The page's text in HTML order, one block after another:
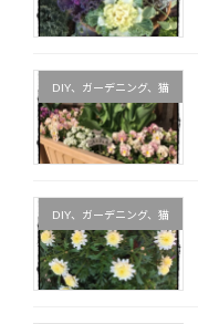
DIY、ガーデニング、猫
DIY、ガーデニング、猫